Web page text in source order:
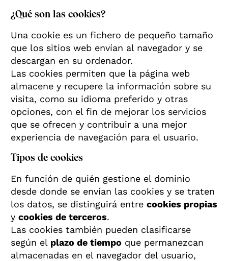
¿Qué son las cookies?
Una cookie es un fichero de pequeño tamaño
que los sitios web envían al navegador y se
descargan en su ordenador.
Las cookies permiten que la página web
almacene y recupere la información sobre su
visita, como su idioma preferido y otras
opciones, con el fin de mejorar los servicios
que se ofrecen y contribuir a una mejor
experiencia de navegación para el usuario.
Tipos de cookies
En función de quién gestione el dominio
desde donde se envían las cookies y se traten
los datos, se distinguirá entre cookies propias
y cookies de terceros.
Las cookies también pueden clasificarse
según el plazo de tiempo que permanezcan
almacenadas en el navegador del usuario,